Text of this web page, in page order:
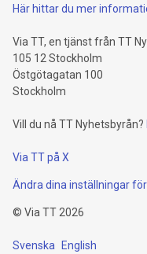
Här hittar du mer
Via TT, en tjänst från TT
105 12 Stockholm
Östgötagatan 100
Stockholm
Vill du nå TT Nyhetsbyrån?
Via TT på X
Ändra dina inställningar
© Via TT 2026
Svenska English